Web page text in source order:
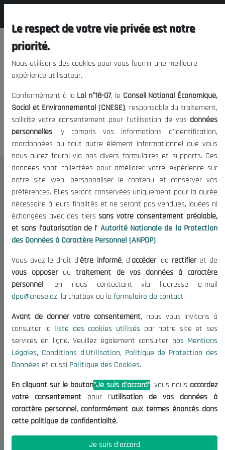
Nous vous prions de nous
excuser, mais l'accès à ce
contenu est restreint.
Le CNESE
A Propos
Le président
Organisation
Publications
Informations utiles
Appels d'offres et Consultations
Mentions Légales
Conditions d'Utilisation
Politique de Protection des Données
Politique des Cookies
Nous Contacter
(+213) 021 98 01 00|01|02
contact@cnese.dz
Suggestions ou Initiatives ?
Newsletter
dernières nouvelles.
Le respect de votre vie privée est notre
priorité.
Nous utilisons des cookies pour vous fournir une meilleure
expérience utilisateur.
Conformément à la Loi n°18-07, le Conseil National Économique,
Social et Environnemental (CNESE), responsable du traitement,
sollicite votre consentement pour l'utilisation de vos données
personnelles, y compris vos informations d'identification,
coordonnées ou tout autre élément informationnel que vous
nous aurez fourni via nos divers formulaires et supports. Ces
données sont collectées pour améliorer votre expérience sur
notre site web, personnaliser le contenu et conserver vos
préférences. Elles seront conservées uniquement pour la durée
nécessaire à leurs finalités et ne seront pas vendues, louées ni
échangées avec des tierssans votre consentement préalable,
et sans l'autorisation de l' Autorité Nationale de la Protection
des Données à Caractère Personnel (ANPDP)
Vous avez le droit d'être informé, d'accéder, de rectifieret de
vous opposerautraitement de vos données à caractère
personnel, en nous contactant via l'adresse e-mail
dpo@cnese.dz, la chatbox ou le formulaire de contact.
Avant de donner votre consentement, nous vous invitons à
consulter la liste des cookies utilisés par notre site et ses
services en ligne. Veuillez également consulter nos Mentions
Légales, Conditions d'Utilisation, Politique de Protection des
Données et aussi Politique des Cookies.
En cliquant sur le bouton"Je suis d'accord", vous nous accordez
votre consentement pour l'utilisation de vos données à
caractère personnel, conformément aux termes énoncés dans
cette politique de confidentialité.
Je suis d'accord